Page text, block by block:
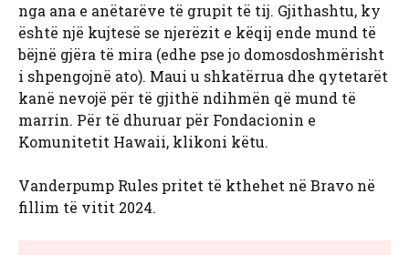
nga ana e anëtarëve të grupit të tij. Gjithashtu, ky
është një kujtesë se njerëzit e këqij ende mund të
bëjnë gjëra të mira (edhe pse jo domosdoshmërisht
i shpengojnë ato). Maui u shkatërrua dhe qytetarët
kanë nevojë për të gjithë ndihmën që mund të
marrin. Për të dhuruar për Fondacionin e
Komunitetit Hawaii, klikoni këtu.
Vanderpump Rules pritet të kthehet në Bravo në
fillim të vitit 2024.